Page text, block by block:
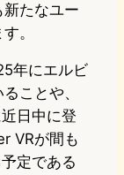
たなユー
。
年にエルビ
ことや、
日中に登
VRが間も
定である